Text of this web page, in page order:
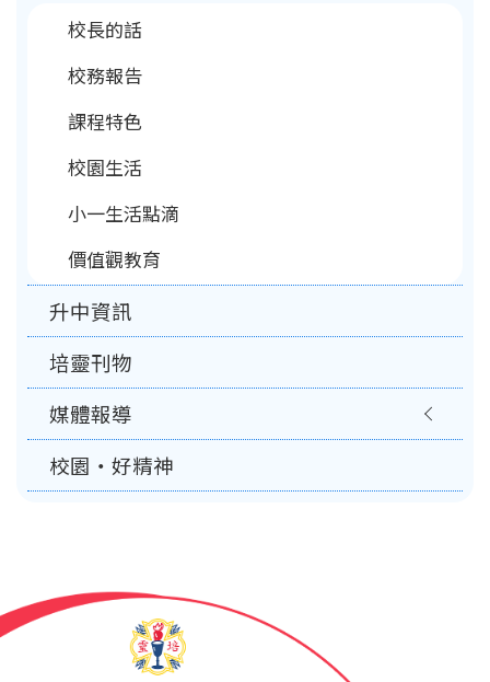
校長的話
校務報告
課程特色
校園生活
小一生活點滴
價值觀教育
升中資訊
培靈刊物
媒體報導
校園‧好精神